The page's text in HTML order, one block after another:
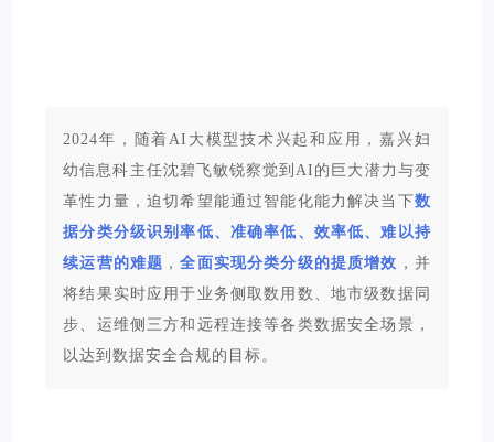
2024年，随着AI大模型技术兴起和应用，嘉兴妇
幼信息科主任沈碧飞敏锐察觉到AI的巨大潜力与变
革性力量，迫切希望能通过智能化能力解决当下数
据分类分级识别率低、准确率低、效率低、难以持
续运营的难题 ，全面实现分类分级的提质增效 ，并
将结果实时应用于业务侧取数用数、地市级数据同
步、运维侧三方和远程连接等各类数据安全场景，
以达到数据安全合规的目标。